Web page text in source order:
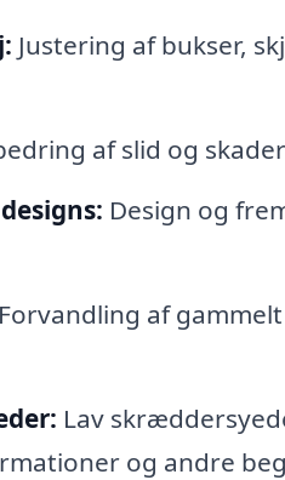
Justering af bukser,
af slid og
Design og
Forvandling af
Lav
og andre